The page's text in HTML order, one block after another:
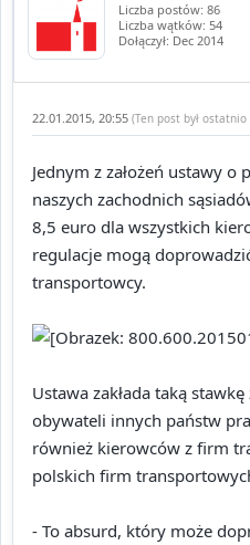
Liczba postów: 86
Liczba wątków: 54
Dołączył: Dec 2014
22.01.2015, 20:55 (Ten post był
Jednym z założeń ustawy
naszych zachodnich
8,5 euro dla wszystkich
regulacje mogą
transportowcy.
Ustawa zakłada taką
obywateli innych państw
również kierowców z firm
polskich firm
- To absurd, który może